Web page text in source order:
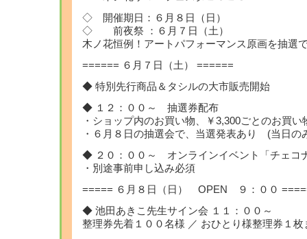
◇ 開催期日：６月８日（日）
◇ 前夜祭 ：６月７日（土）
木ノ花恒例！アートパフォーマンス原画を抽選
====== ６月７日（土） ======
◆ 特別先行商品＆タシルの大市販売開始
◆ １２：００～ 抽選券配布
・ショップ内のお買い物、￥3,300ごとのお買い
・６月８日の抽選会で、当選発表あり (当日の
◆ ２０：００～ オンラインイベント「チェコ
・別途事前申し込み必須
===== ６月８日（日） OPEN ９：００
◆ 池田あきこ先生サイン会 １１：００～
整理券先着１００名様 ／ おひとり様整理券１枚